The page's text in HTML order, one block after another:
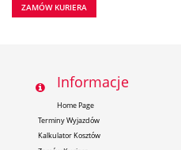
ZAMÓW KURIERA
Informacje
Home Page
Terminy Wyjazdów
Kalkulator Kosztów